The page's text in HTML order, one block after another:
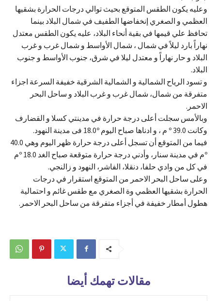
وعليه يكون الطقس المتوقع بحيث توالي درجات الحرارة بشقيها
العظمي و الصغري إنخفاضها الطفيف في شمال البلاد بينما
تحافظ علي قيمها في بقية أنحاء البلاد، عليه يكون الطقس معتدل
نهاراً بارد ليلاً في شمال ، شمال الأواسط و شمال غرب و غرب
البلاد و حار نهاراً و معتدل ليلا في شرق، جنوب الأواسط و جنوب
البلاد.
و تسود الرياح الشمالية و الشمالية الشرقية خفيفة السرعة اجزاء
متفرقة من شمال، شمال غرب و غرب البلاد و ساحل البحر
الاحمر.
وبالأمس سجلت أعلى درجة حرارة في مدينتي كسلا و القضارف
وكانت 39.0 º م ، و ادناها صباح اليوم 18.0º فى مدينة النهود.
فيما من المتوقع أن تسجل أعلى درجة حرارة ظهر اليوم وهي 40.0
ºم في مدينة سنار، وأدني درجة حرارة متوقعة صباح الغد 18.0 ºم
في كل من وادي حلفا، دنقلا، الفاشر، النهود و زالنجي.
وعلى ساحل البحر الاحمر من المتوقع استقرار في درجات
الحرارة بشقيها العظمي وة الصغري مع طقس غائم و احتمالية
هطول أمطار خفيفة في أجزاء متفرقة من ساحل البحر الاحمر.
مقالات تهمك أيضا